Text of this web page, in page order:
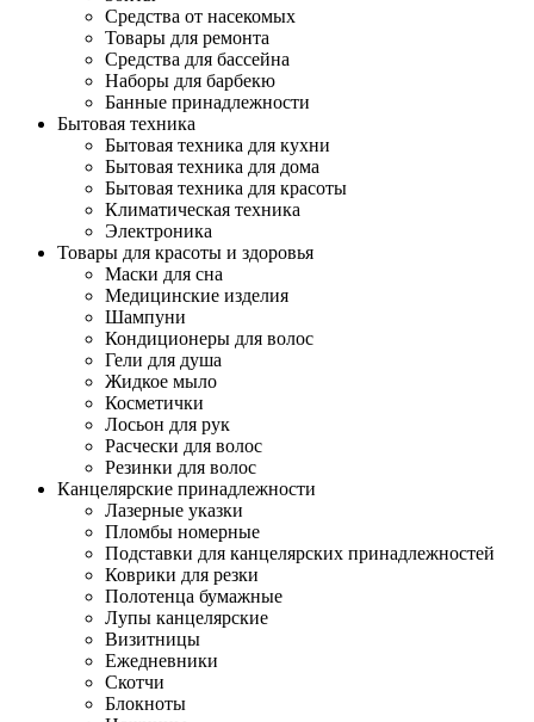
Средства от насекомых
Товары для ремонта
Средства для бассейна
Наборы для барбекю
Банные принадлежности
Бытовая техника
Бытовая техника для кухни
Бытовая техника для дома
Бытовая техника для красоты
Климатическая техника
Электроника
Товары для красоты и здоровья
Маски для сна
Медицинские изделия
Шампуни
Кондиционеры для волос
Гели для душа
Жидкое мыло
Косметички
Лосьон для рук
Расчески для волос
Резинки для волос
Канцелярские принадлежности
Лазерные указки
Пломбы номерные
Подставки для канцелярских принадлежностей
Коврики для резки
Полотенца бумажные
Лупы канцелярские
Визитницы
Ежедневники
Скотчи
Блокноты